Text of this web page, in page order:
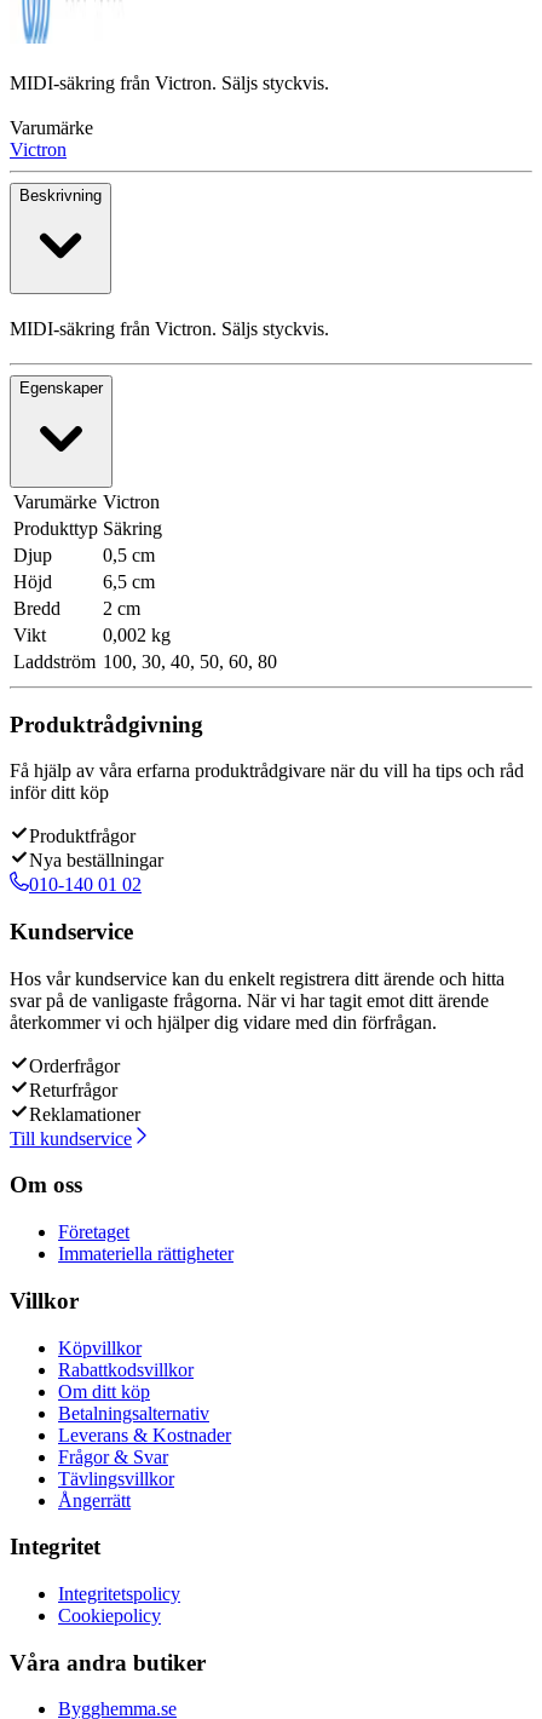
MIDI-säkring från Victron. Säljs styckvis.
Varumärke
Victron
Beskrivning
MIDI-säkring från Victron. Säljs styckvis.
Egenskaper
Varumärke Victron
Produkttyp Säkring
Djup
0,5 cm
Höjd
6,5 cm
Bredd
2 cm
Vikt
0,002 kg
Laddström 100, 30, 40, 50, 60, 80
Produktrådgivning
Få hjälp av våra erfarna produktrådgivare när du vill ha tips och råd
inför ditt köp
Produktfrågor
Nya beställningar
010-140 01 02
Kundservice
Hos vår kundservice kan du enkelt registrera ditt ärende och hitta
svar på de vanligaste frågorna. När vi har tagit emot ditt ärende
återkommer vi och hjälper dig vidare med din förfrågan.
Orderfrågor
Returfrågor
Reklamationer
Till kundservice
Om oss
Företaget
Immateriella rättigheter
Villkor
Köpvillkor
Rabattkodsvillkor
Om ditt köp
Betalningsalternativ
Leverans & Kostnader
Frågor & Svar
Tävlingsvillkor
Ångerrätt
Integritet
Integritetspolicy
Cookiepolicy
Våra andra butiker
Bygghemma.se